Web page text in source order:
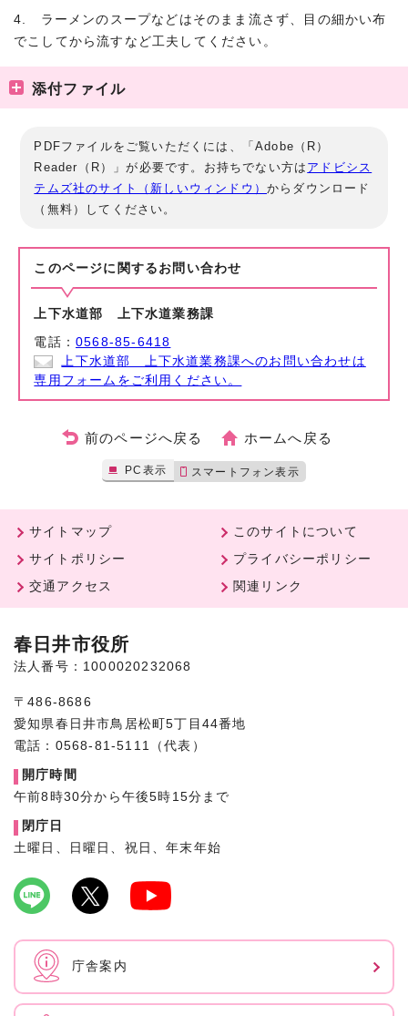
4. ラーメンのスープなどはそのまま流さず、目の細かい布
でこしてから流すなど工夫してください。
添付ファイル
PDFファイルをご覧いただくには、「Adobe（R）
Reader（R）」が必要です。お持ちでない方は アドビシス
テムズ社のサイト（新しいウィンドウ）からダウンロード
（無料）してください。
このページに関する お問い合わせ
上下水道部 上下水道業務課
電話：0568-85-6418
上下水道部 上下水道業務課へのお問い合わせは
専用フォームをご利用ください。
前のページへ戻る ホームへ戻る
PC表示 スマートフォン表示
サイトマップ
このサイトについて
サイトポリシー
プライバシーポリシー
交通アクセス
関連リンク
春日井市役所
法人番号：1000020232068
〒486-8686
愛知県春日井市鳥居松町5丁目44番地
電話：0568-81-5111（代表）
開庁時間
午前8時30分から午後5時15分まで
閉庁日
土曜日、日曜日、祝日、年末年始
庁舎案内